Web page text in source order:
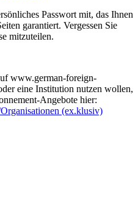
Passwort mit, das Ihnen
garantiert. Vergessen Sie
mitzuteilen.
www.german-foreign-
eine Institution nutzen wollen,
Angebote hier:
(ex.klusiv)